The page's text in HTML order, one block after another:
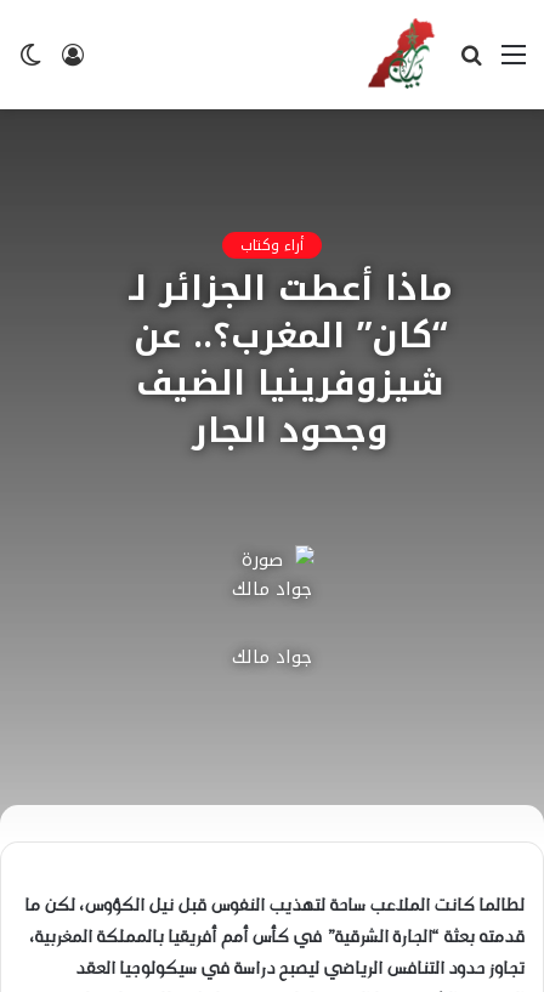
تسجيل
القائمة بحث
أراء وكتاب
​ماذا أعطت الجزائر لـ
“كان” المغرب؟.. عن
شيزوفرينيا الضيف
وجحود الجار
جواد مالك
​لطالما كانت الملاعب ساحة لتهذيب النفوس قبل نيل الكؤوس، لكن ما
قدمته بعثة “الجارة الشرقية” في كأس أمم أفريقيا بالمملكة المغربية،
تجاوز حدود التنافس الرياضي ليصبح دراسة في سيكولوجيا العقد